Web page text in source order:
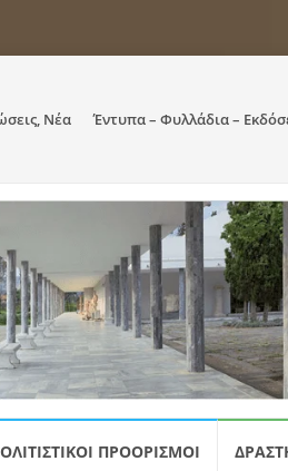
Νέα Έντυπα – Φυλλάδια –
ΠΡΟΟΡΙΣΜΟΊ